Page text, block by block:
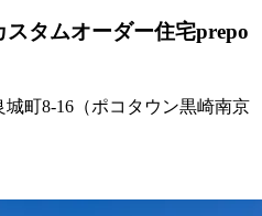
タムオーダー住宅prepo
町8-16（ポコタウン黒崎南京